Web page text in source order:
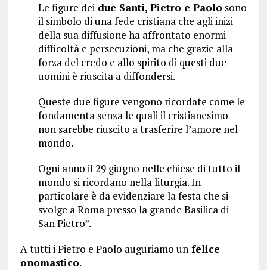
Le figure deidue Santi, Pietro e Paolo sono
il simbolo di una fede cristiana che agli inizi
della sua diffusione ha affrontato enormi
difficoltà e persecuzioni, ma che grazie alla
forza del credo e allo spirito di questi due
uomini è riuscita a diffondersi.
Queste due figure vengono ricordate come le
fondamenta senza le quali il cristianesimo
non sarebbe riuscito a trasferire l’amore nel
mondo.
Ogni anno il 29 giugno nelle chiese di tutto il
mondo si ricordano nella liturgia. In
particolare è da evidenziare la festa che si
svolge a Roma presso la grande Basilica di
San Pietro”.
A tutti i Pietro e Paolo auguriamo unfelice
onomastico.